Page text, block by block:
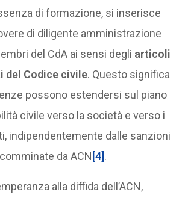
di formazione, si inserisce
di diligente amministrazione
del CdA ai sensi degli articoli
del Codice civile. Questo significa
possono estendersi sul piano
civile verso la società e verso i
indipendentemente dalle sanzioni
da ACN [4].
alla diffida dell’ACN,